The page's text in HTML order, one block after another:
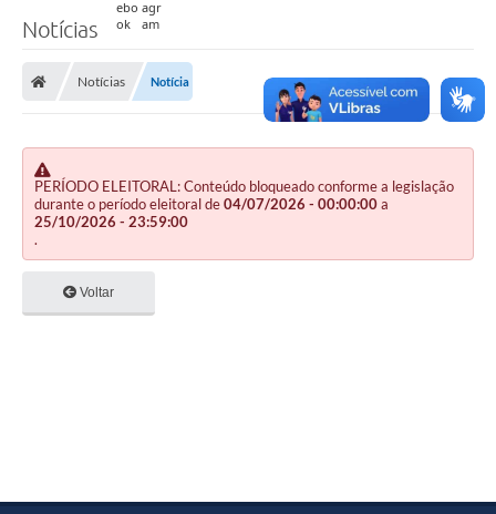
Notícias
Notícias Notícia
PERÍODO ELEITORAL: Conteúdo bloqueado conforme a legislação
durante o período eleitoral de04/07/2026 - 00:00:00a
25/10/2026 - 23:59:00
.
Voltar